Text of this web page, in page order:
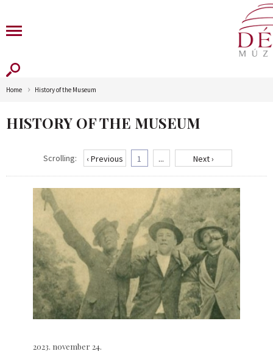
Home History of the Museum
HISTORY OF THE MUSEUM
Scrolling: ‹ Previous 1 ... Next ›
2023. november 24.